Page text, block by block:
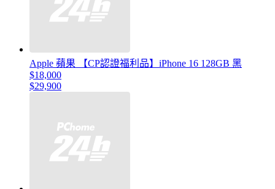
Apple 蘋果 【CP認證福利品】iPhone 16 128GB 黑
$18,000
$29,900